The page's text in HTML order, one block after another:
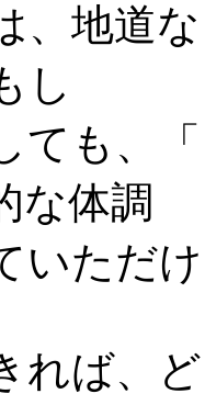
、地道
し
ても、
な体調
いただ
ば、